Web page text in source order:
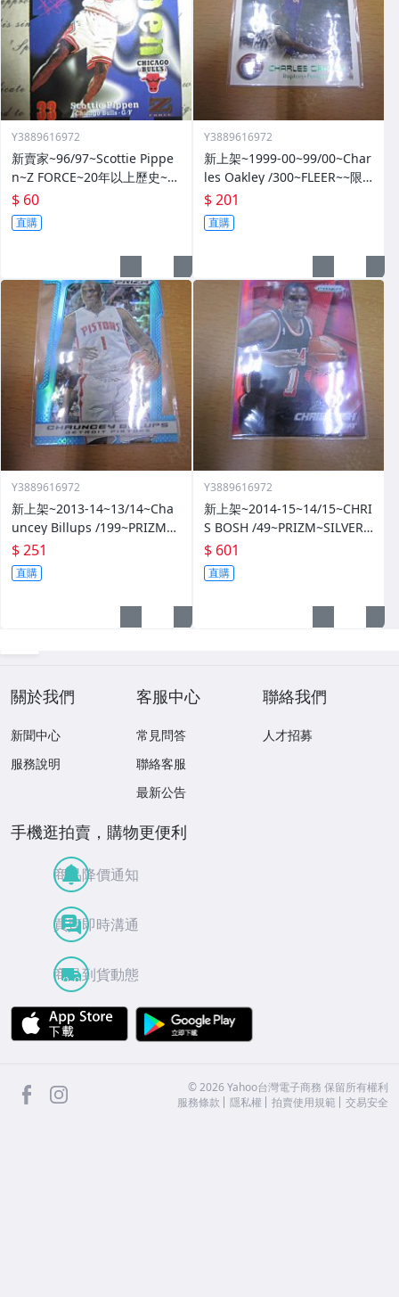
Y3889616972
新賣家~96/97~Scottie Pippe
n~Z FORCE~20年以上歷史~無
限量~
$ 60
直購
Y3889616972
新上架~1999-00~99/00~Char
les Oakley /300~FLEER~~限
量/300~1060114-1
$ 201
直購
Y3889616972
新上架~2013-14~13/14~Cha
uncey Billups /199~PRIZM~S
ILVER~藍亮~限量/199~10601
14-1
$ 251
直購
Y3889616972
新上架~2014-15~14/15~CHRI
S BOSH /49~PRIZM~SILVER~
紅亮~低限量/49~1060114-1
$ 601
直購
關於我們
新聞中心
服務說明
客服中心
常見問答
聯絡客服
最新公告
聯絡我們
人才招募
手機逛拍賣，購物更便利
商品降價通知
買賣即時溝通
商品到貨動態
APP Store
facebook ©2026 Yahoo台灣電子商務 保留所有權利
服務條款
隱私權 拍賣使用規範 交易安全